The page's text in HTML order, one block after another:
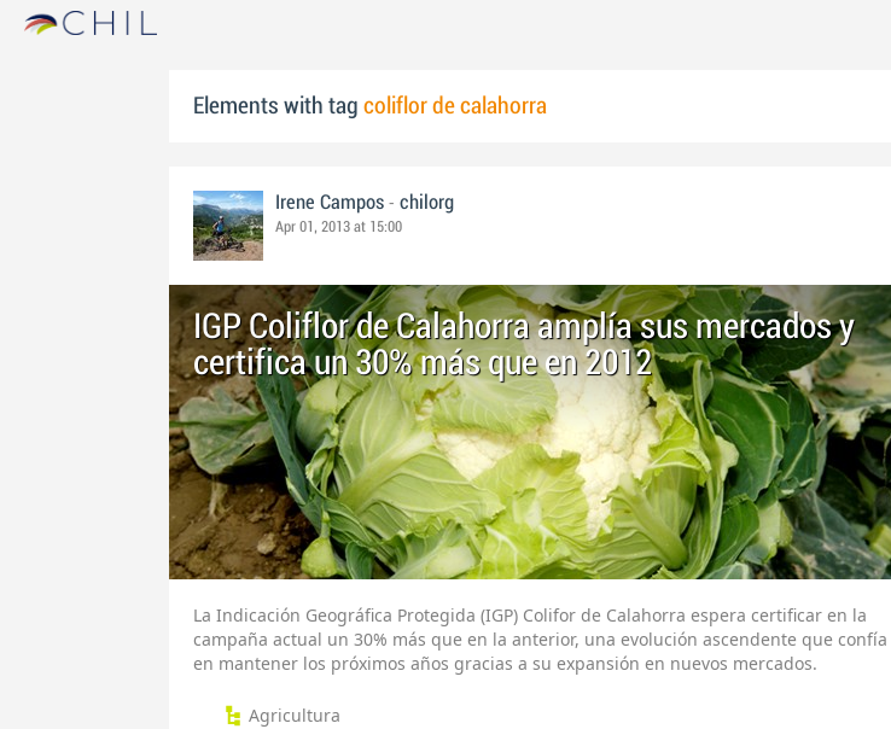
Elements with tag coliflor de calahorra
Irene Campos - chilorg
Apr 01, 2013 at 15:00
IGP Coliflor de Calahorra amplía sus mercados y
certifica un 30% más que en 2012
La Indicación Geográfica Protegida (IGP) Colifor de Calahorra espera certificar en la
campaña actual un 30% más que en la anterior, una evolución ascendente que confía
en mantener los próximos años gracias a su expansión en nuevos mercados.
Agricultura